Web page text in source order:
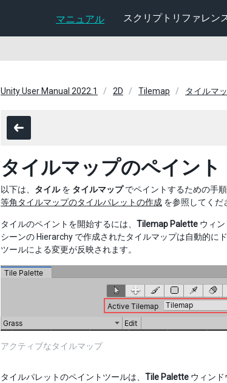
マニュアル スクリプトリファレン
Unity User Manual 2022.1 2D Tilemap タイルマ
タイルマップのペイント
以下は、 タイルを タイルマップでペイントするための手
等角タイルマップのタイルパレットの作成 を参照してくだ
タイルのペイントを開始するには、 Tilemap Palette ウィ
シーンの Hierarchy で作成されたタイルマップは自動的に
ツールによる変更が反映されます。
アクティブなタイルマップ
タイルパレットのペイントツールは、 Tile Palette ウィン